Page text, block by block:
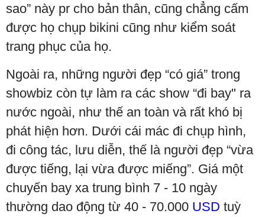
sao” này pr cho bản thân, cũng chẳng cấm
được họ chụp bikini cũng như kiểm soát
trang phục của họ.
Ngoài ra, những người đẹp “có giá” trong
showbiz còn tự làm ra các show “đi bay" ra
nước ngoài, như thế an toàn và rất khó bị
phát hiện hơn. Dưới cái mác đi chụp hình,
đi công tác, lưu diễn, thế là người đẹp “vừa
được tiếng, lại vừa được miếng”. Giá một
chuyến bay xa trung bình 7 - 10 ngày
thường dao động từ 40 - 70.000 USD tuỳ